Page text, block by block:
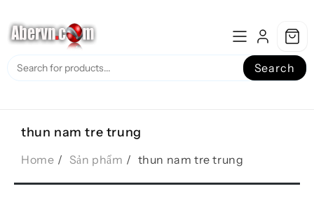
to
content
Search
thun nam tre trung
Home Sản phẩm thun nam tre trung